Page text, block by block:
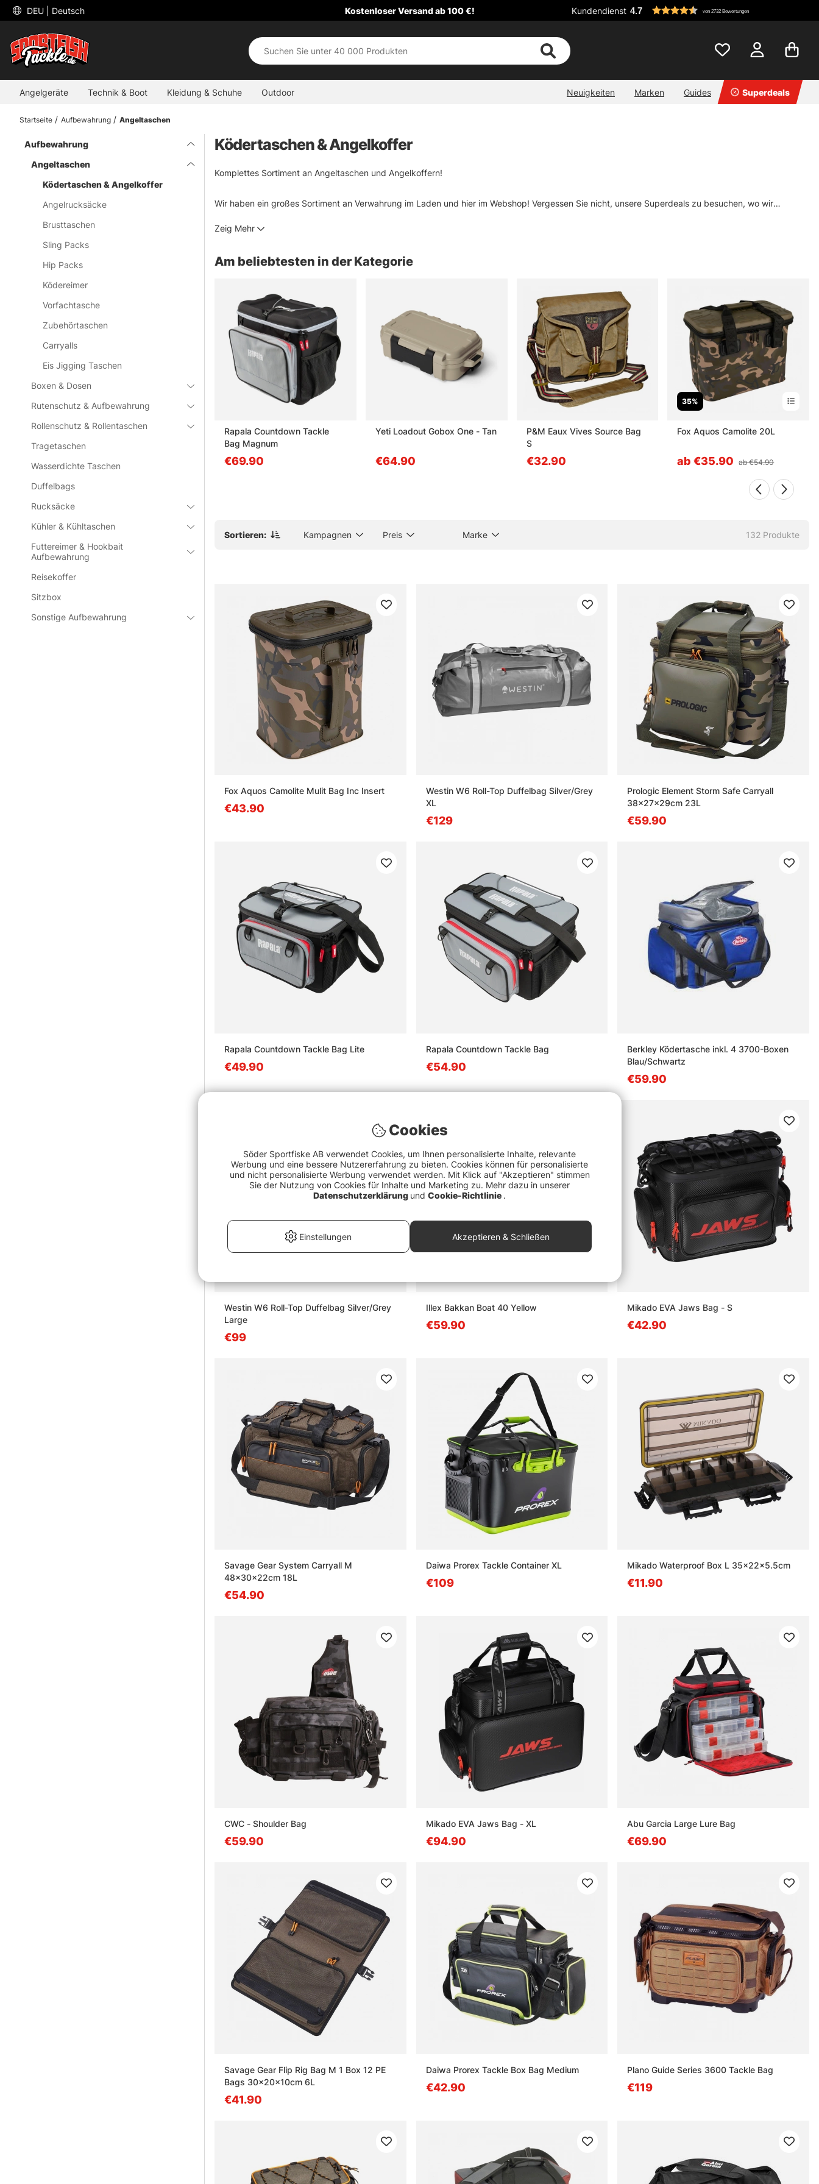
DEU | Deutsch Kostenloser Versand ab 100 €! Kundendienst 4.7 von 2732 Bewertungen
Angelgeräte Technik & Boot Kleidung & Schuhe Outdoor Neuigkeiten Marken Guides Superdeals
Startseite Aufbewahrung Angeltaschen
Aufbewahrung
Angeltaschen
Ködertaschen & Angelkoffer
Angelrucksäcke
Brusttaschen
Sling Packs
Hip Packs
Ködereimer
Vorfachtasche
Zubehörtaschen
Carryalls
Eis Jigging Taschen
Boxen & Dosen
Rutenschutz & Aufbewahrung
Rollenschutz & Rollentaschen
Tragetaschen
Wasserdichte Taschen
Duffelbags
Rucksäcke
Kühler & Kühltaschen
Futtereimer & Hookbait
Aufbewahrung
Reisekoffer
Sitzbox
Sonstige Aufbewahrung
Ködertaschen & Angelkoffer
Komplettes Sortiment an Angeltaschen und Angelkoffern!
Wir haben ein großes Sortiment an Verwahrung im Laden und hier im Webshop! Vergessen Sie nicht, unsere Superdeals zu besuchen, wo wir
möchten.
Zeig Mehr
Am beliebtesten in der Kategorie
Illex Bakkan Boat Deluxe 40
Yellow
€74.90
Rapala Countdown Tackle
Bag Magnum
€69.90
Yeti Loadout Gobox One - Tan
€64.90
P&M Eaux Vives Source Bag
S
€32.90
35%
Fox Aquos Camolite 20L
ab €35.90 ab €54.90
Sortieren: Kampagnen Preis Marke 132 Produkte
Fox Aquos Camolite Mulit Bag Inc Insert
€43.90
Westin W6 Roll-Top Duffelbag Silver/Grey
XL
€129
Prologic Element Storm Safe Carryall
38x27x29cm 23L
€59.90
Rapala Countdown Tackle Bag Lite
€49.90
Rapala Countdown Tackle Bag
€54.90
Berkley Ködertasche inkl. 4 3700-Boxen
Blau/Schwartz
€59.90
Westin W6 Roll-Top Duffelbag Silver/Grey
Large
€99
Illex Bakkan Boat 40 Yellow
€59.90
Mikado EVA Jaws Bag - S
€42.90
Savage Gear System Carryall M
48x30x22cm 18L
€54.90
Daiwa Prorex Tackle Container XL
€109
Mikado Waterproof Box L 35x22x5.5cm
€11.90
CWC - Shoulder Bag
€59.90
Mikado EVA Jaws Bag - XL
€94.90
Abu Garcia Large Lure Bag
€69.90
Savage Gear Flip Rig Bag M 1 Box 12 PE
Bags 30x20x10cm 6L
€41.90
Daiwa Prorex Tackle Box Bag Medium
€42.90
Plano Guide Series 3600 Tackle Bag
€119
Cookies
Söder Sportfiske AB verwendet Cookies, um Ihnen personalisierte Inhalte, relevante
Werbung und eine bessere Nutzererfahrung zu bieten. Cookies können für personalisierte
und nicht personalisierte Werbung verwendet werden. Mit Klick auf "Akzeptieren" stimmen
Sie der Nutzung von Cookies für Inhalte und Marketing zu. Mehr dazu in unserer
Datenschutzerklärung und Cookie-Richtlinie .
Einstellungen Akzeptieren & Schließen